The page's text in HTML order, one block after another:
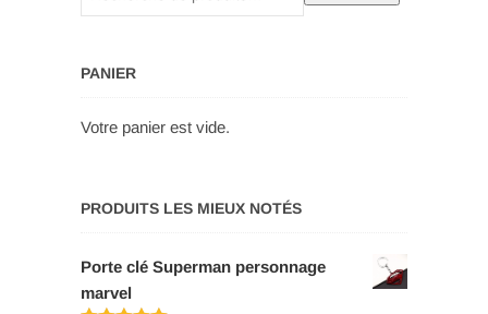
pour :
PANIER
Votre panier est vide.
PRODUITS LES MIEUX NOTÉS
Porte clé Superman personnage
marvel